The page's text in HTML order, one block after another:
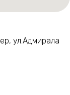
ул.Адмирала